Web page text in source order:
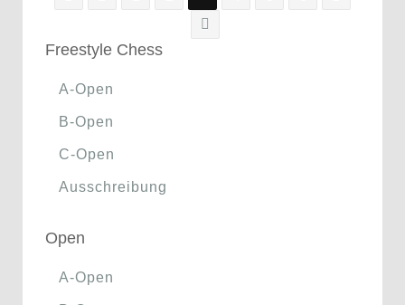
Freestyle Chess
A-Open
B-Open
C-Open
Ausschreibung
Open
A-Open